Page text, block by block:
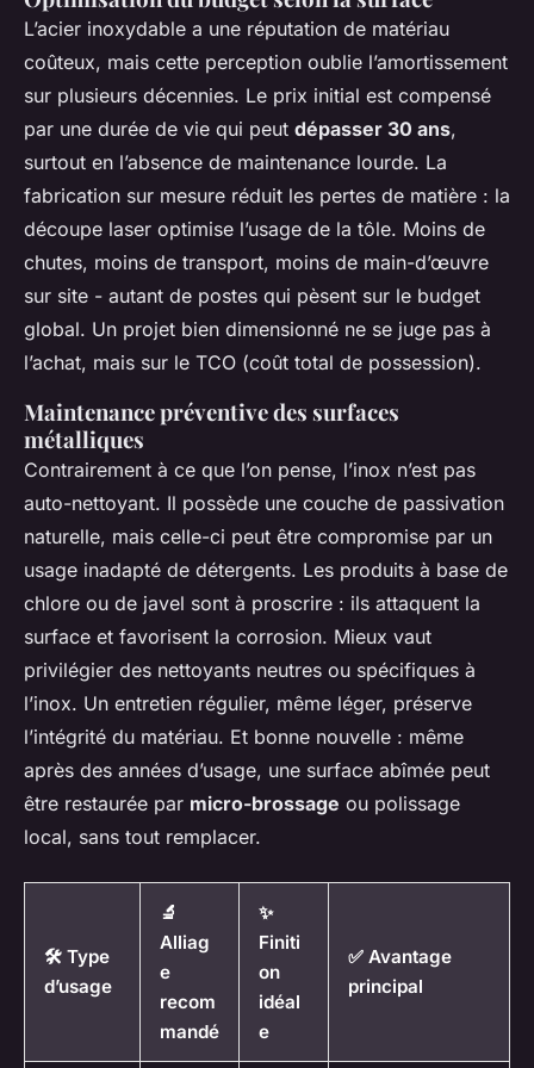
L’acier inoxydable a une réputation de matériau
coûteux, mais cette perception oublie l’amortissement
sur plusieurs décennies. Le prix initial est compensé
par une durée de vie qui peut dépasser 30 ans,
surtout en l’absence de maintenance lourde. La
fabrication sur mesure réduit les pertes de matière : la
découpe laser optimise l’usage de la tôle. Moins de
chutes, moins de transport, moins de main-d’œuvre
sur site - autant de postes qui pèsent sur le budget
global. Un projet bien dimensionné ne se juge pas à
l’achat, mais sur le TCO (coût total de possession).
Maintenance préventive des surfaces
métalliques
Contrairement à ce que l’on pense, l’inox n’est pas
auto-nettoyant. Il possède une couche de passivation
naturelle, mais celle-ci peut être compromise par un
usage inadapté de détergents. Les produits à base de
chlore ou de javel sont à proscrire : ils attaquent la
surface et favorisent la corrosion. Mieux vaut
privilégier des nettoyants neutres ou spécifiques à
l’inox. Un entretien régulier, même léger, préserve
l’intégrité du matériau. Et bonne nouvelle : même
après des années d’usage, une surface abîmée peut
être restaurée par micro-brossage ou polissage
local, sans tout remplacer.
🛠️ Type
d’usage
🔬
Alliag
e
recom
mandé
✨
Finiti
on
idéal
e
✅ Avantage
principal